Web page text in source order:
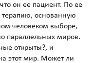
он ее пациент. По ее
основанную
человеком выборе,
параллельных миров.
открыты?, и
этот мир. Может ли